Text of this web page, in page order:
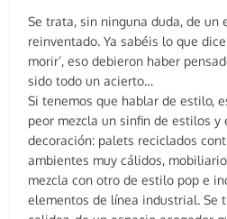
Se trata, sin ninguna duda, de un
reinventado. Ya sabéis lo que
morir’, eso debieron haber
sido todo un acierto…
Si tenemos que hablar de estilo,
peor mezcla un sinfin de estilos y
decoración: palets reciclados
ambientes muy cálidos,
mezcla con otro de estilo pop e
elementos de línea industrial. Se